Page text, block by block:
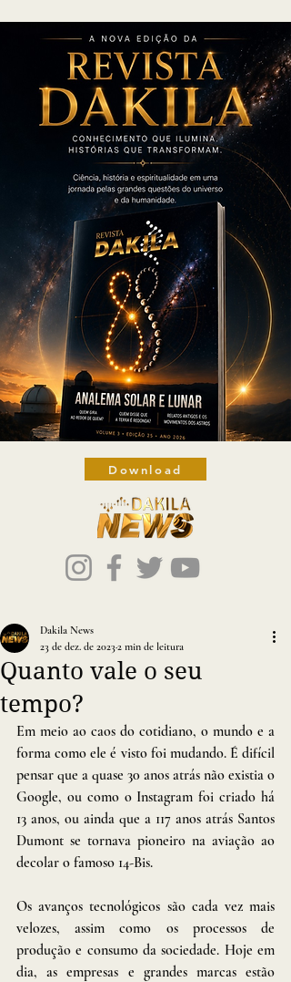
Download
Quanto vale o seu
tempo?
Dakila News
23 de dez. de 20232 min de leitura
Em meio ao caos do cotidiano, o mundo e a
forma como ele é visto foi mudando. É difícil
pensar que a quase 30 anos atrás não existia o
Google, ou como o Instagram foi criado há
13 anos, ou ainda que a 117 anos atrás Santos
Dumont se tornava pioneiro na aviação ao
decolar o famoso 14-Bis.
Os avanços tecnológicos são cada vez mais
velozes, assim como os processos de
produção e consumo da sociedade. Hoje em
dia, as empresas e grandes marcas estão